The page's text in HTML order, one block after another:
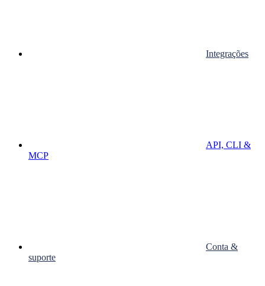
Integrações
API, CLI &
MCP
Conta &
suporte